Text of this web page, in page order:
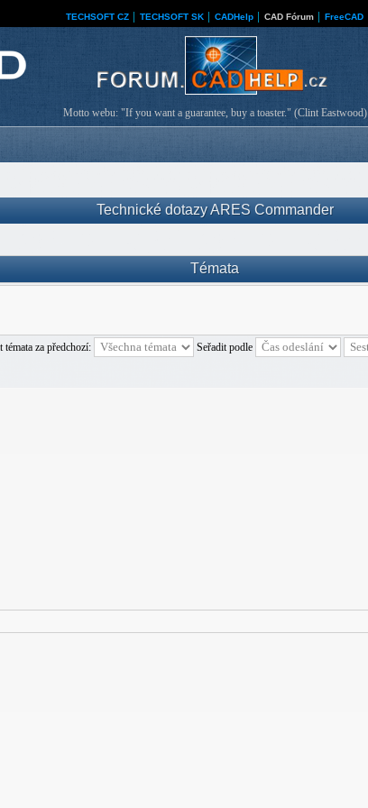
TECHSOFT CZ TECHSOFT SK CADHelp CAD Fórum FreeCAD
Motto webu: "If you want a guarantee, buy a toaster." (Clint Eastwood)
Technické dotazy ARES Commander
Témata
témata za předchozí: Seřadit podle